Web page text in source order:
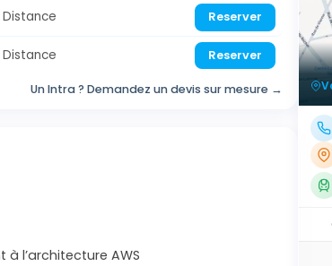
Reserver
Reserver
Un Intra ? Demandez un devis sur mesure →
l’architecture AWS